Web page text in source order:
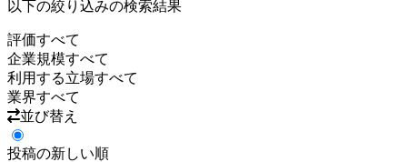
以下の絞り込みの検索結果
評価すべて
企業規模すべて
利用する立場すべて
業界すべて
並び替え
投稿の新しい順